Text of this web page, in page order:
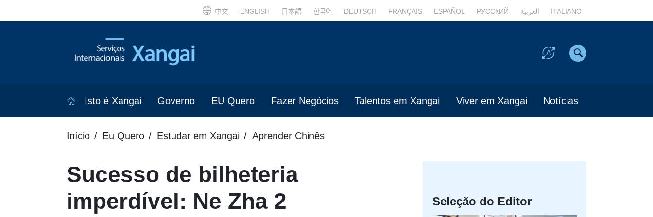
中文 ENGLISH 日本語 한국어 DEUTSCH FRANÇAIS ESPAÑOL РУССКИЙ العربية ITALIANO
Isto é Xangai Governo EU Quero Fazer Negócios Talentos em Xangai Viver em Xangai Notícias
Início Eu Quero Estudar em Xangai Aprender Chinês
Sucesso de bilheteria
imperdível: Ne Zha 2
Seleção do Editor